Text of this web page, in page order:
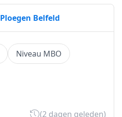
Belfeld
Niveau MBO
(2 dagen geleden)